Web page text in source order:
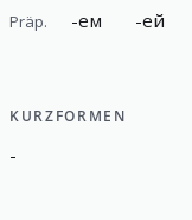
Präp. -ем -ей
KURZFORMEN
-